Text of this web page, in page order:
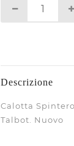
Descrizione
Calotta
Talbot. Nuovo